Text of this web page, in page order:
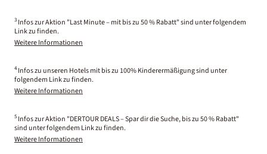
3 Infos zur Aktion "Last Minute – mit bis zu 50 % Rabatt" sind unter folgendem
Link zu finden.
Weitere Informationen
4 Infos zu unseren Hotels mit bis zu 100% Kinderermäßigung sind unter
folgendem Link zu finden.
Weitere Informationen
5 Infos zur Aktion "DERTOUR DEALS – Spar dir die Suche, bis zu 50 % Rabatt"
sind unter folgendem Link zu finden.
Weitere Informationen